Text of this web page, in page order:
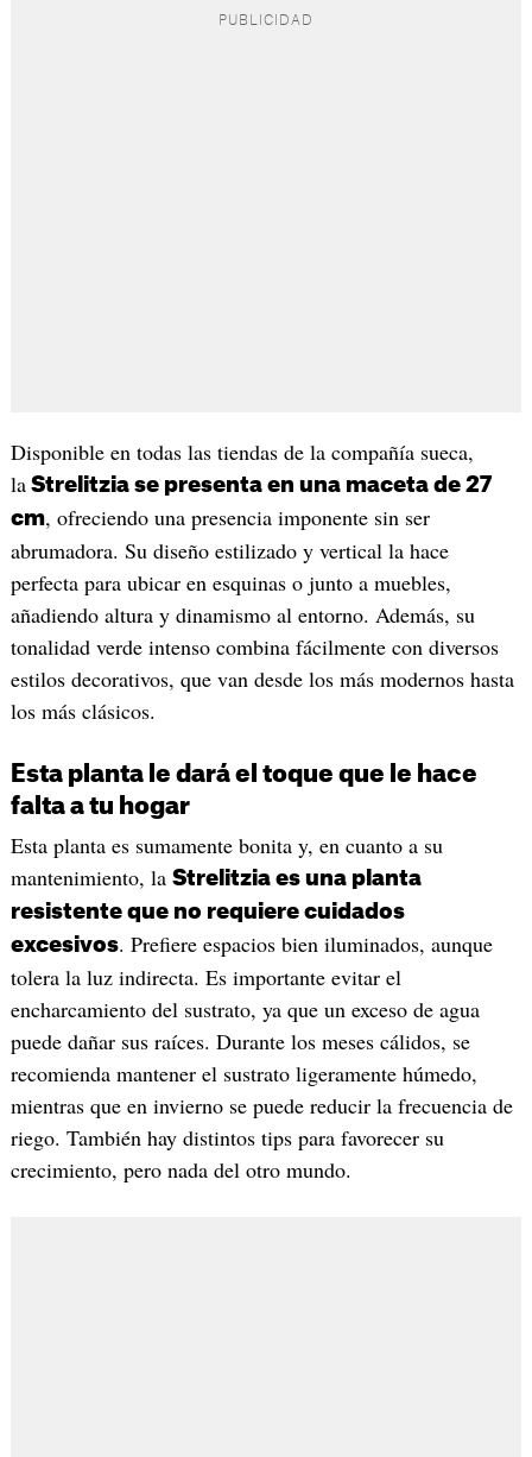
Disponible en todas las tiendas de la compañía sueca,
laStrelitzia se presenta en una maceta de 27
cm, ofreciendo una presencia imponente sin ser
abrumadora. Su diseño estilizado y vertical la hace
perfecta para ubicar en esquinas o junto a muebles,
añadiendo altura y dinamismo al entorno. Además, su
tonalidad verde intenso combina fácilmente con diversos
estilos decorativos, que van desde los más modernos hasta
los más clásicos.​
Esta planta le dará el toque que le hace
falta a tu hogar
Esta planta es sumamente bonita y, en cuanto a su
mantenimiento, la Strelitzia es una planta
resistente que no requiere cuidados
excesivos. Prefiere espacios bien iluminados, aunque
tolera la luz indirecta. Es importante evitar el
encharcamiento del sustrato, ya que un exceso de agua
puede dañar sus raíces. Durante los meses cálidos, se
recomienda mantener el sustrato ligeramente húmedo,
mientras que en invierno se puede reducir la frecuencia de
riego. También hay distintos tips para favorecer su
crecimiento, pero nada del otro mundo.